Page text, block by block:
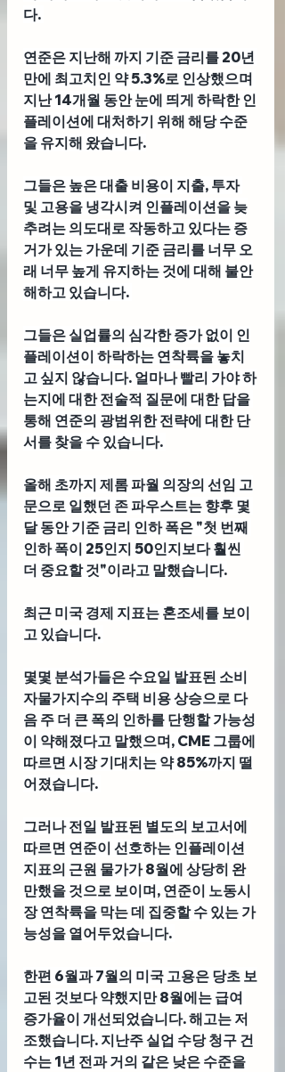
다.
연준은 지난해 까지 기준 금리를 20년
만에 최고치인 약 5.3%로 인상했으며
지난 14개월 동안 눈에 띄게 하락한 인
플레이션에 대처하기 위해 해당 수준
을 유지해 왔습니다.
그들은 높은 대출 비용이 지출, 투자
및 고용을 냉각시켜 인플레이션을 늦
추려는 의도대로 작동하고 있다는 증
거가 있는 가운데 기준 금리를 너무 오
래 너무 높게 유지하는 것에 대해 불안
해하고 있습니다.
그들은 실업률의 심각한 증가 없이 인
플레이션이 하락하는 연착륙을 놓치
고 싶지 않습니다. 얼마나 빨리 가야 하
는지에 대한 전술적 질문에 대한 답을
통해 연준의 광범위한 전략에 대한 단
서를 찾을 수 있습니다.
올해 초까지 제롬 파월 의장의 선임 고
문으로 일했던 존 파우스트는 향후 몇
달 동안 기준 금리 인하 폭은 "첫 번째
인하 폭이 25인지 50인지보다 훨씬
더 중요할 것"이라고 말했습니다.
최근 미국 경제 지표는 혼조세를 보이
고 있습니다.
몇몇 분석가들은 수요일 발표된 소비
자물가지수의 주택 비용 상승으로 다
음 주 더 큰 폭의 인하를 단행할 가능성
이 약해졌다고 말했으며, CME 그룹에
따르면 시장 기대치는 약 85%까지 떨
어졌습니다.
그러나 전일 발표된 별도의 보고서에
따르면 연준이 선호하는 인플레이션
지표의 근원 물가가 8월에 상당히 완
만했을 것으로 보이며, 연준이 노동시
장 연착륙을 막는 데 집중할 수 있는 가
능성을 열어두었습니다.
한편 6월과 7월의 미국 고용은 당초 보
고된 것보다 약했지만 8월에는 급여
증가율이 개선되었습니다. 해고는 저
조했습니다. 지난주 실업 수당 청구 건
수는 1년 전과 거의 같은 낮은 수준을